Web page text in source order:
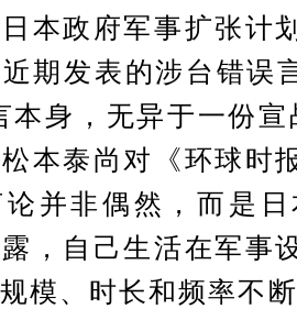
本政府军事扩张计
期发表的涉台错误
本身，无异于一份
本泰尚对《环球时
并非偶然，而是
，自己生活在军事
模、时长和频率不